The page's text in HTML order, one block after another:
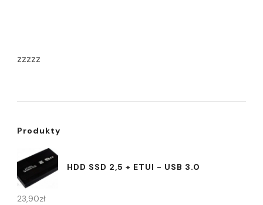
zzzzz
Produkty
HDD SSD 2,5 + ETUI - USB 3.0
23,90zł